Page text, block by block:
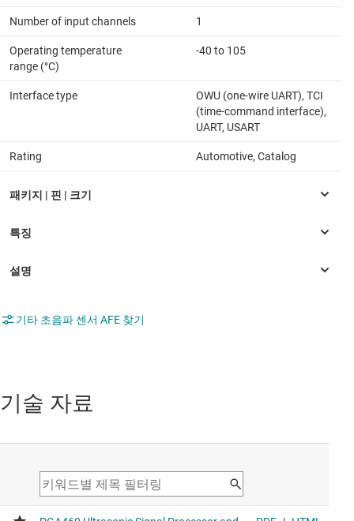
Number of input channels 1
Operating temperature
range (°C)
-40 to 105
Interface type
OWU (one-wire UART), TCI
(time-command interface),
UART, USART
Rating Automotive, Catalog
기타 초음파 센서 AFE 찾기
기술 자료